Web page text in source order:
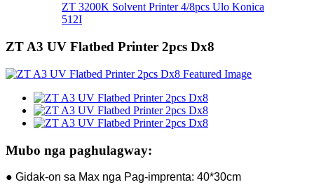
ZT 3200K Solvent Printer 4/8pcs Ulo Konica
512I
ZT A3 UV Flatbed Printer 2pcs Dx8
Mubo nga paghulagway:
● Gidak-on sa Max nga Pag-imprenta: 40*30cm